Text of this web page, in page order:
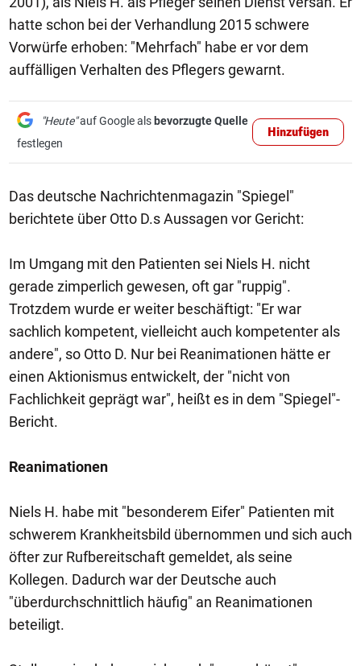
hatte schon bei der Verhandlung 2015 schwere
Vorwürfe erhoben: "Mehrfach" habe er vor dem
auffälligen Verhalten des Pflegers gewarnt.
"Heute"auf Google als bevorzugte Quelle
festlegen
Hinzufügen
Das deutsche Nachrichtenmagazin "Spiegel"
berichtete über Otto D.s Aussagen vor Gericht:
Im Umgang mit den Patienten sei Niels H. nicht
gerade zimperlich gewesen, oft gar "ruppig".
Trotzdem wurde er weiter beschäftigt: "Er war
sachlich kompetent, vielleicht auch kompetenter als
andere", so Otto D. Nur bei Reanimationen hätte er
einen Aktionismus entwickelt, der "nicht von
Fachlichkeit geprägt war", heißt es in dem "Spiegel"-
Bericht.
Reanimationen
Niels H. habe mit "besonderem Eifer" Patienten mit
schwerem Krankheitsbild übernommen und sich auch
öfter zur Rufbereitschaft gemeldet, als seine
Kollegen. Dadurch war der Deutsche auch
"überdurchschnittlich häufig" an Reanimationen
beteiligt.